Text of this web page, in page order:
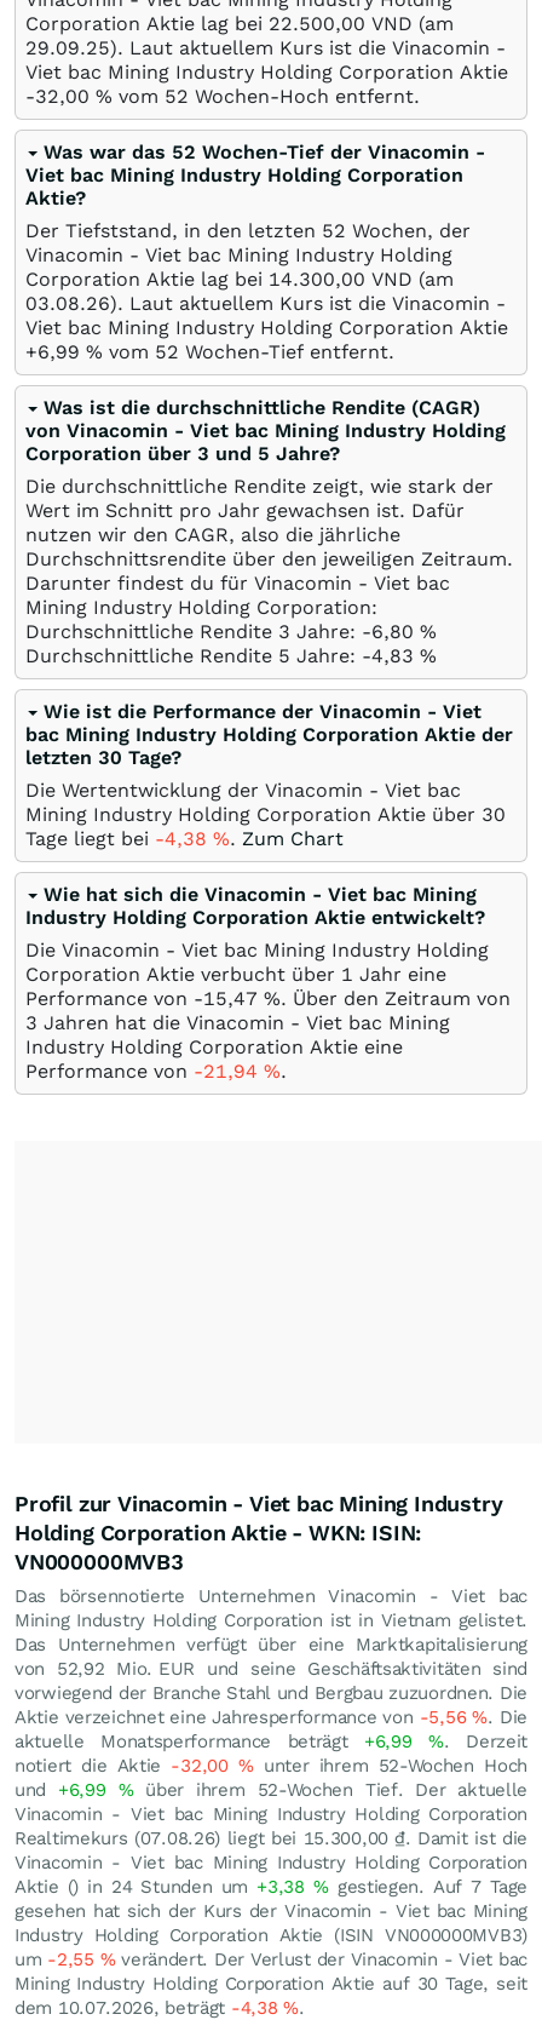
Corporation Aktie lag bei 22.500,00 VND (am
29.09.25). Laut aktuellem Kurs ist die Vinacomin -
Viet bac Mining Industry Holding Corporation Aktie
-32,00 % vom 52 Wochen-Hoch entfernt.
Was war das 52 Wochen-Tief der Vinacomin -
Viet bac Mining Industry Holding Corporation
Aktie?
Der Tiefststand, in den letzten 52 Wochen, der
Vinacomin - Viet bac Mining Industry Holding
Corporation Aktie lag bei 14.300,00 VND (am
03.08.26). Laut aktuellem Kurs ist die Vinacomin -
Viet bac Mining Industry Holding Corporation Aktie
+6,99 % vom 52 Wochen-Tief entfernt.
Was ist die durchschnittliche Rendite (CAGR)
von Vinacomin - Viet bac Mining Industry Holding
Corporation über 3 und 5 Jahre?
Die durchschnittliche Rendite zeigt, wie stark der
Wert im Schnitt pro Jahr gewachsen ist. Dafür
nutzen wir den CAGR, also die jährliche
Durchschnittsrendite über den jeweiligen Zeitraum.
Darunter findest du für Vinacomin - Viet bac
Mining Industry Holding Corporation:
Durchschnittliche Rendite 3 Jahre: -6,80 %
Durchschnittliche Rendite 5 Jahre: -4,83 %
Wie ist die Performance der Vinacomin - Viet
bac Mining Industry Holding Corporation Aktie der
letzten 30 Tage?
Die Wertentwicklung der Vinacomin - Viet bac
Mining Industry Holding Corporation Aktie über 30
Tage liegt bei -4,38 %. Zum Chart
Wie hat sich die Vinacomin - Viet bac Mining
Industry Holding Corporation Aktie entwickelt?
Die Vinacomin - Viet bac Mining Industry Holding
Corporation Aktie verbucht über 1 Jahr eine
Performance von -15,47 %. Über den Zeitraum von
3 Jahren hat die Vinacomin - Viet bac Mining
Industry Holding Corporation Aktie eine
Performance von -21,94 %.
Profil zur Vinacomin - Viet bac Mining Industry
Holding Corporation Aktie - WKN: ISIN:
VN000000MVB3
Das börsennotierte Unternehmen Vinacomin - Viet bac
Mining Industry Holding Corporation ist in Vietnam gelistet.
Das Unternehmen verfügt über eine Marktkapitalisierung
von 52,92 Mio. EUR und seine Geschäftsaktivitäten sind
vorwiegend der Branche Stahl und Bergbau zuzuordnen. Die
Aktie verzeichnet eine Jahresperformance von -5,56%. Die
aktuelle Monatsperformance beträgt +6,99%. Derzeit
notiert die Aktie -32,00 %unter ihrem 52-Wochen Hoch
und +6,99 %über ihrem 52-Wochen Tief. Der aktuelle
Vinacomin - Viet bac Mining Industry Holding Corporation
Realtimekurs (07.08.26) liegt bei 15.300,00 ₫. Damit ist die
Vinacomin - Viet bac Mining Industry Holding Corporation
Aktie () in 24 Stunden um +3,38 %gestiegen. Auf 7 Tage
gesehen hat sich der Kurs der Vinacomin - Viet bac Mining
Industry Holding Corporation Aktie (ISIN VN000000MVB3)
um -2,55 %verändert. Der Verlust der Vinacomin - Viet bac
Mining Industry Holding Corporation Aktie auf 30 Tage, seit
dem 10.07.2026, beträgt -4,38%.